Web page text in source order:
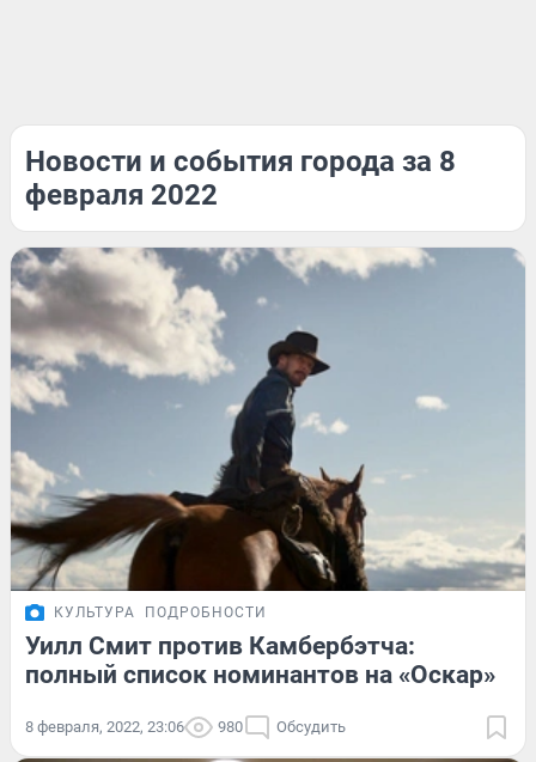
Новости и события города за 8
февраля 2022
КУЛЬТУРА ПОДРОБНОСТИ
Уилл Смит против Камбербэтча:
полный список номинантов на «Оскар»
8 февраля, 2022, 23:06 980 Обсудить